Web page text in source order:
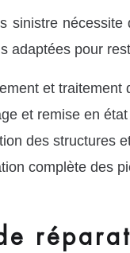
sinistre
adaptées pour
et traitement
et remise en
des structures
complète des